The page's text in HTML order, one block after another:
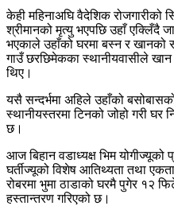
केही महिनाअघि वैदेशिक रोजगारीको
श्रीमानको मृत्यु भएपछि उहाँ
भएकाले उहाँको घरमा बस्न र
गाउँ छरछिमेकका स्थानीयवासीले
थिए।
यसै सन्दर्भमा अहिले उहाँको
स्थानीयस्तरमा टिनको जोहो गरी घर
छ।
आज बिहान वडाध्यक्ष भिम
घर्तीज्यूको विशेष आतिथ्यता तथा
रोबरमा भुमा ठाडाको घरमै पुगेर १२
हस्तान्तरण गरिएको छ।